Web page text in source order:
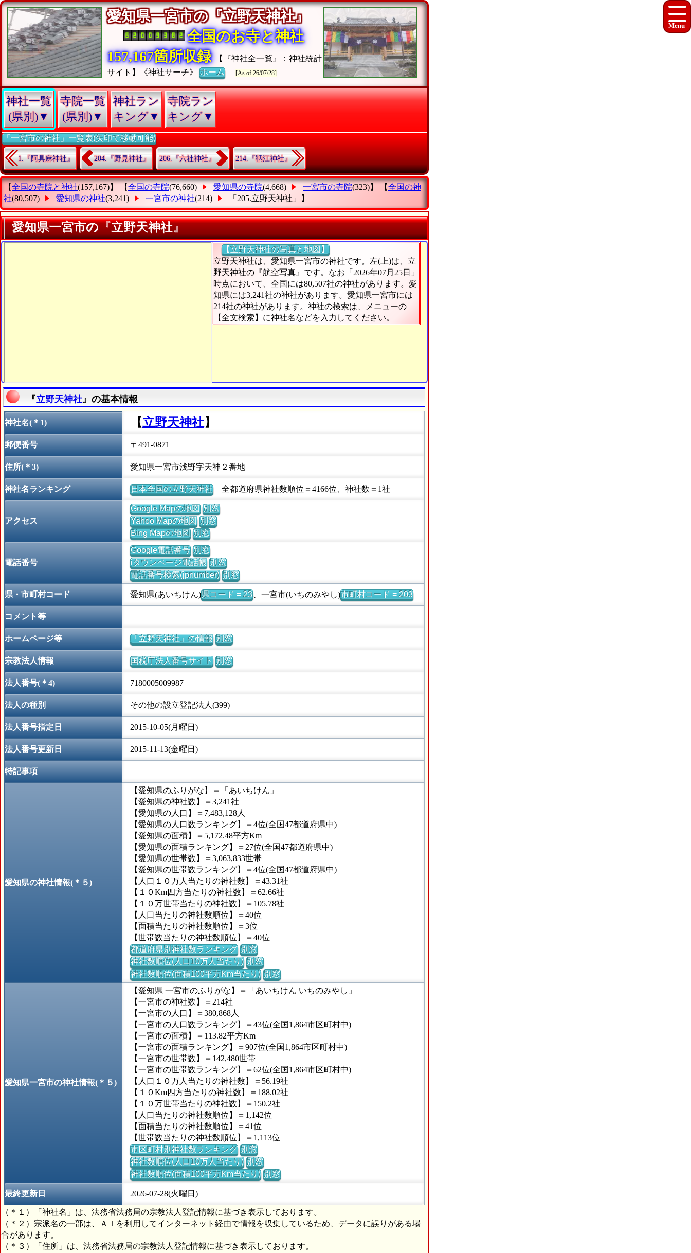
愛知県一宮市の『立野天神社』
全国のお寺と神社
157,167箇所収録
【『神社全一覧』：神社統計
サイト】《神社サーチ》ホーム [As of 26/07/28]
神社一覧
(県別)▼
寺院一覧
(県別)▼
神社ラン
キング▼
寺院ラン
キング▼
「一宮市の神社」一覧表(矢印で移動可能)
1.『阿具麻神社』 204.『野見神社』 206.『六社神社』 214.『鞆江神社』
【全国の寺院と神社(157,167)】 【全国の寺院(76,660) 愛知県の寺院(4,668) 一宮市の寺院(323)】 【全国の神
社(80,507) 愛知県の神社(3,241) 一宮市の神社(214) 「205.立野天神社」 】
愛知県一宮市の『立野天神社』
【立野天神社の写真と地図】
立野天神社は、愛知県一宮市の神社です。左(上)は、立
野天神社の『航空写真』です。なお「2026年07月25日」
時点において、全国には80,507社の神社があります。愛
知県には3,241社の神社があります。愛知県一宮市には
214社の神社があります。神社の検索は、メニューの
【全文検索】に神社名などを入力してください。
『立野天神社』の基本情報
神社名(＊1) 【立野天神社】
郵便番号 〒491-0871
住所(＊3) 愛知県一宮市浅野字天神２番地
神社名ランキング 日本全国の立野天神社全都道府県神社数順位＝4166位、神社数＝1社
アクセス
Google Mapの地図 別窓
Yahoo Mapの地図 別窓
Bing Mapの地図 別窓
電話番号
Google電話番号 別窓
iタウンページ電話帳 別窓
電話番号検索(jpnumber) 別窓
県・市町村コード 愛知県(あいちけん)県コード = 23、一宮市(いちのみやし)市町村コード = 203
コメント等
ホームページ等 「立野天神社」の情報 別窓
宗教法人情報 国税庁法人番号サイト 別窓
法人番号(＊4) 7180005009987
法人の種別 その他の設立登記法人(399)
法人番号指定日 2015-10-05(月曜日)
法人番号更新日 2015-11-13(金曜日)
特記事項
愛知県の神社情報(＊５)
【愛知県のふりがな】＝「あいちけん」
【愛知県の神社数】＝3,241社
【愛知県の人口】＝7,483,128人
【愛知県の人口数ランキング】＝4位(全国47都道府県中)
【愛知県の面積】＝5,172.48平方Km
【愛知県の面積ランキング】＝27位(全国47都道府県中)
【愛知県の世帯数】＝3,063,833世帯
【愛知県の世帯数ランキング】＝4位(全国47都道府県中)
【人口１０万人当たりの神社数】＝43.31社
【１０Km四方当たりの神社数】＝62.66社
【１０万世帯当たりの神社数】＝105.78社
【人口当たりの神社数順位】＝40位
【面積当たりの神社数順位】＝3位
【世帯数当たりの神社数順位】＝40位
都道府県別神社数ランキング 別窓
神社数順位(人口10万人当たり) 別窓
神社数順位(面積100平方Km当たり) 別窓
愛知県一宮市の神社情報(＊５)
【愛知県 一宮市のふりがな】＝「あいちけん いちのみやし」
【一宮市の神社数】＝214社
【一宮市の人口】＝380,868人
【一宮市の人口数ランキング】＝43位(全国1,864市区町村中)
【一宮市の面積】＝113.82平方Km
【一宮市の面積ランキング】＝907位(全国1,864市区町村中)
【一宮市の世帯数】＝142,480世帯
【一宮市の世帯数ランキング】＝62位(全国1,864市区町村中)
【人口１０万人当たりの神社数】＝56.19社
【１０Km四方当たりの神社数】＝188.02社
【１０万世帯当たりの神社数】＝150.2社
【人口当たりの神社数順位】＝1,142位
【面積当たりの神社数順位】＝41位
【世帯数当たりの神社数順位】＝1,113位
市区町村別神社数ランキング 別窓
神社数順位(人口10万人当たり) 別窓
神社数順位(面積100平方Km当たり) 別窓
最終更新日 2026-07-28(火曜日)
（＊１）「神社名」は、法務省法務局の宗教法人登記情報に基づき表示しております。
（＊２）宗派名の一部は、ＡＩを利用してインターネット経由で情報を収集しているため、データに誤りがある場
合があります。
（＊３）「住所」は、法務省法務局の宗教法人登記情報に基づき表示しております。